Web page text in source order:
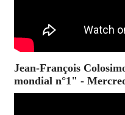
Jean-François
mondial n°1" -